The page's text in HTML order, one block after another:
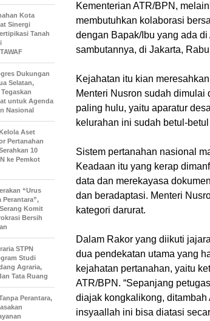
Kementerian ATR/BPN,
membutuhkan kolaborasi
dengan Bapak/Ibu yang ada
sambutannya, di Jakarta,
Kejahatan itu kian
Menteri Nusron sudah dimulai
paling hulu, yaitu aparatur
kelurahan ini sudah betul-
Sistem pertanahan nasional
Keadaan itu yang kerap
data dan merekayasa
dan beradaptasi. Menteri
kategori darurat.
Dalam Rakor yang diikuti
dua pendekatan utama yang
kejahatan pertanahan, yaitu
ATR/BPN. “Sepanjang
diajak kongkalikong,
insyaallah ini bisa diatasi
Kota
Sinergi
Tanah
Dukungan
Selatan,
untuk Agenda
Nasional
Aset
Pertanahan
10
ke Pemkot
“Urus
Perantara”,
Komit
Bersih
STPN
Studi
Agraria,
Tata Ruang
Perantara,